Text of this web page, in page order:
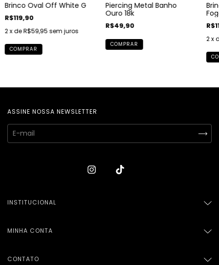
Brinco Oval Off White G
R$119,90
2x deR$59,95 sem juros
COMPRAR
Piercing Metal Banho
Ouro 18k
R$49,90
COMPRAR
2 x
ASSINE NOSSA NEWSLETTER
INSTITUCIONAL
MINHA CONTA
CONTATO